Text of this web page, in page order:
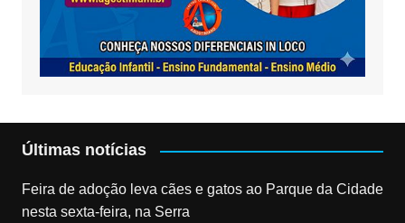
Últimas notícias
Feira de adoção leva cães e gatos ao Parque da Cidade
nesta sexta-feira, na Serra